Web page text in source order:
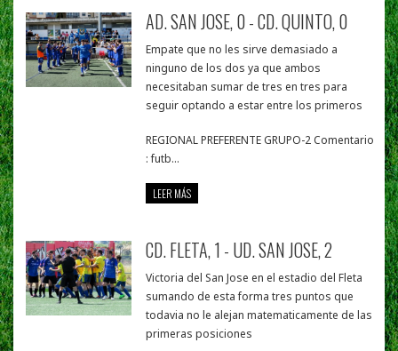
AD. SAN JOSE, 0 - CD. QUINTO, 0
Empate que no les sirve demasiado a
ninguno de los dos ya que ambos
necesitaban sumar de tres en tres para
seguir optando a estar entre los primeros
REGIONAL PREFERENTE GRUPO-2 Comentario
: futb...
LEER MÁS
CD. FLETA, 1 - UD. SAN JOSE, 2
Victoria del San Jose en el estadio del Fleta
sumando de esta forma tres puntos que
todavia no le alejan matematicamente de las
primeras posiciones